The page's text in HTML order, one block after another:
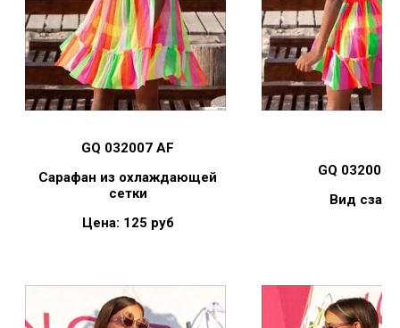
GQ 032007 AF
Сарафан из охлаждающей
сетки
Цена: 125 руб
GQ 032007
Вид сзади